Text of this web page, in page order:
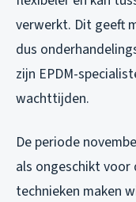
verwerkt. Dit geeft
dus
zijn EPDM-
wachttijden.
De periode
als ongeschikt voor
technieken maken